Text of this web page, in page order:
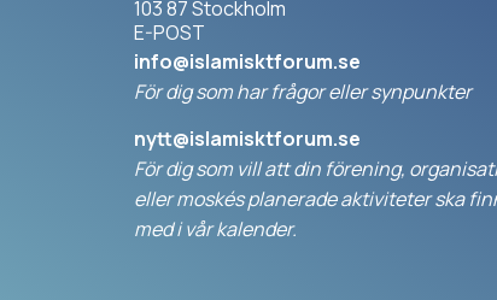
103 87 Stockholm
E-POST
info@islamisktforum.se
För dig som har frågor eller synpunkter
nytt@islamisktforum.se
För dig som vill att din förening,
eller moskés planerade aktiviteter ska
med i vår kalender.